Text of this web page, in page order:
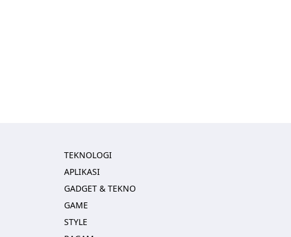
TEKNOLOGI
APLIKASI
GADGET & TEKNO
GAME
STYLE